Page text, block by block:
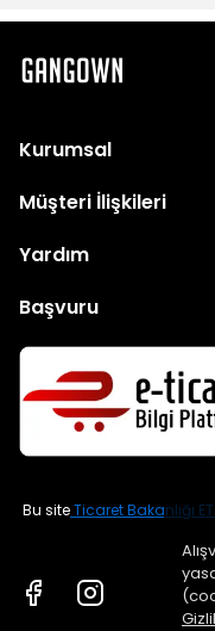
Kurumsal
Müşteri İlişkileri
Yardım
Başvuru
Bu siteTicaret Bakanlığı